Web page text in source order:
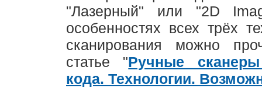
"Лазерный" или "2D
особенностях всех трёх
сканирования можно
статье "Ручные
кода. Технологии.